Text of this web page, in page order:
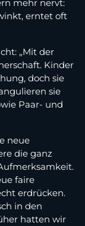
mehr nervt:
erntet oft
„Mit der
Kinder
doch sie
sie
Paar- und
neue
die ganz
faire
erdrücken.
in den
hatten wir